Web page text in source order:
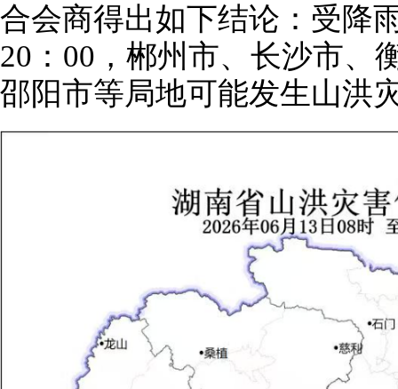
合会商得出如下结论：受降
20：00，郴州市、长沙市、
邵阳市等局地可能发生山洪